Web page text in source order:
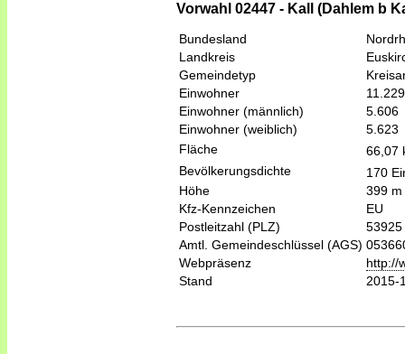
Vorwahl 02447 - Kall (Dahlem b
Bundesland
Landkreis
Gemeindetyp
Einwohner
11.229
Einwohner (männlich)
5.606
Einwohner (weiblich)
5.623
Fläche
66,07
Bevölkerungsdichte
170
Höhe
399 m
Kfz-Kennzeichen
EU
Postleitzahl (PLZ)
53925
Amtl. Gemeindeschlüssel (AGS)
Webpräsenz
http://
Stand
2015-